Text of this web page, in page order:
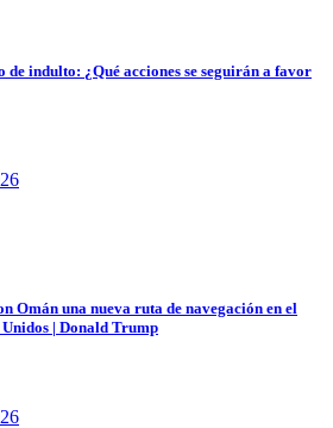
de indulto: ¿Qué acciones se seguirán a favor
Omán una nueva ruta de navegación en el
| Donald Trump